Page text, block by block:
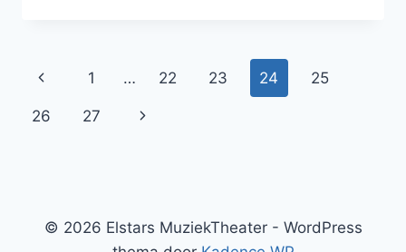
Paginanavigatie
Vorige
pagina
1 … 22 23 24 25
26 27
Volgende
© 2026 Elstars MuziekTheater - WordPress